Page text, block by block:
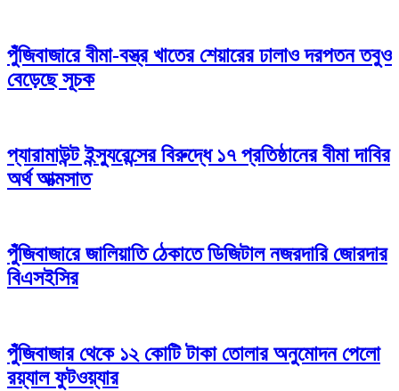
পুঁজিবাজারে বীমা-বস্ত্র খাতের শেয়ারের ঢালাও দরপতন তবুও
বেড়েছে সূচক
প্যারামাউন্ট ইন্স্যুরেন্সের বিরুদ্ধে ১৭ প্রতিষ্ঠানের বীমা দাবির
অর্থ আত্মসাত
পুঁজিবাজারে জালিয়াতি ঠেকাতে ডিজিটাল নজরদারি জোরদার
বিএসইসির
পুঁজিবাজার থেকে ১২ কোটি টাকা তোলার অনুমোদন পেলো
রয়্যাল ফুটওয়্যার